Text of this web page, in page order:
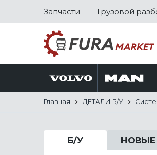
Запчасти Грузовой
Главная ДЕТАЛИ Б/У
Б/У НОВЫЕ